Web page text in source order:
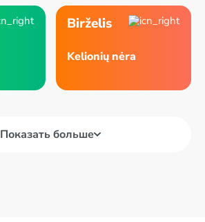
Birželis
Kelionių nėra
Показать больше